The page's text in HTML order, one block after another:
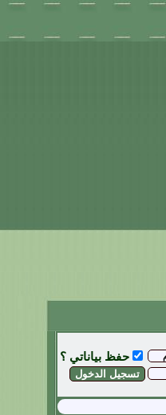
حفظ بياناتي ؟